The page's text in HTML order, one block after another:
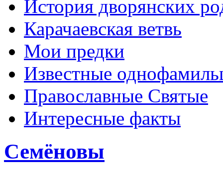
История дворянских
Карачаевская ветвь
Мои предки
Известные
Православные Святые
Интересные факты
http://joomla25.ru/shablony/
Семёновы